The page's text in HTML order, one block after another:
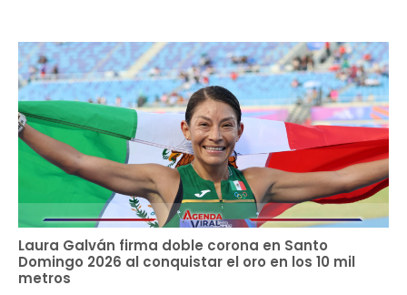
Laura Galván firma doble corona en Santo
Domingo 2026 al conquistar el oro en los 10 mil
metros